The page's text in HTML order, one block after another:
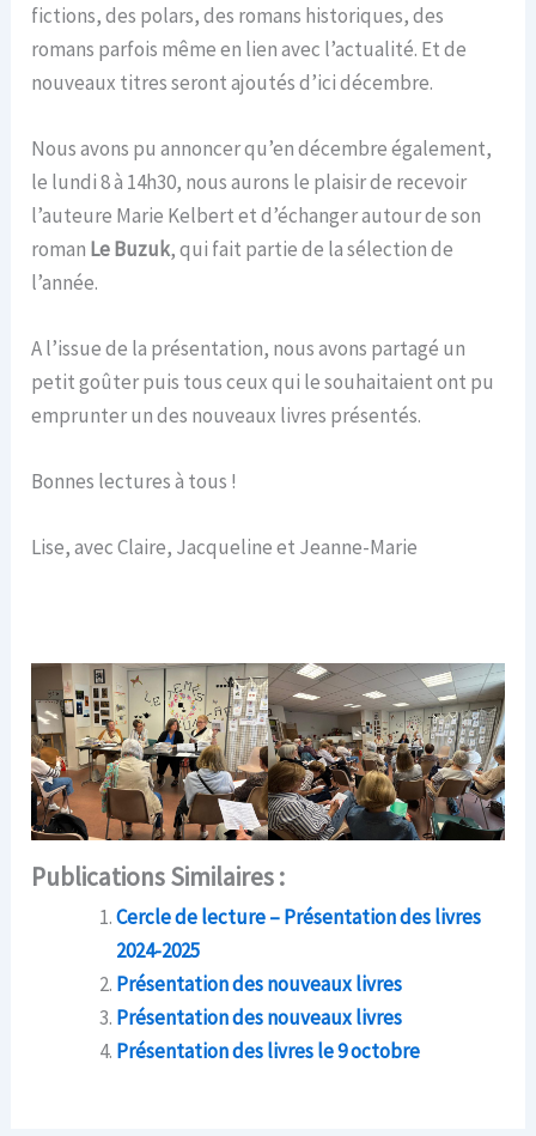
fictions, des polars, des romans historiques, des
romans parfois même en lien avec l’actualité. Et de
nouveaux titres seront ajoutés d’ici décembre.
Nous avons pu annoncer qu’en décembre également,
le lundi 8 à 14h30, nous aurons le plaisir de recevoir
l’auteure Marie Kelbert et d’échanger autour de son
roman Le Buzuk, qui fait partie de la sélection de
l’année.
A l’issue de la présentation, nous avons partagé un
petit goûter puis tous ceux qui le souhaitaient ont pu
emprunter un des nouveaux livres présentés.
Bonnes lectures à tous !
Lise, avec Claire, Jacqueline et Jeanne-Marie
Publications Similaires :
Cercle de lecture – Présentation des livres
2024-2025
Présentation des nouveaux livres
Présentation des nouveaux livres
Présentation des livres le 9 octobre